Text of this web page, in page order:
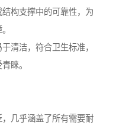
构支撑中的可靠性，为
清洁，符合卫生标准，
睐。
几乎涵盖了所有需要耐